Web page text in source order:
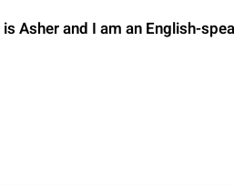
is Asher and I am an English-